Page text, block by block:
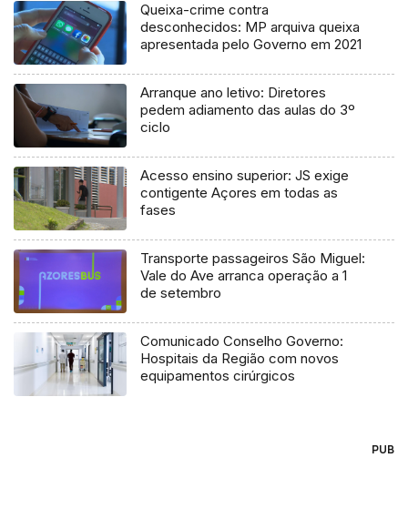
Queixa-crime contra
desconhecidos: MP arquiva queixa
apresentada pelo Governo em 2021
Arranque ano letivo: Diretores
pedem adiamento das aulas do 3º
ciclo
Acesso ensino superior: JS exige
contigente Açores em todas as
fases
Transporte passageiros São Miguel:
Vale do Ave arranca operação a 1
de setembro
Comunicado Conselho Governo:
Hospitais da Região com novos
equipamentos cirúrgicos
PUB